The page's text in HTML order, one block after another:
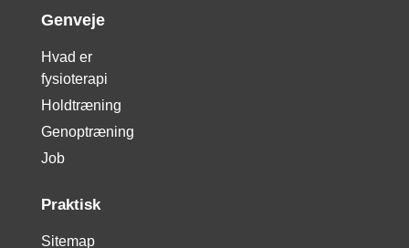
Genveje
Hvad er
fysioterapi
Holdtræning
Genoptræning
Job
Praktisk
Sitemap